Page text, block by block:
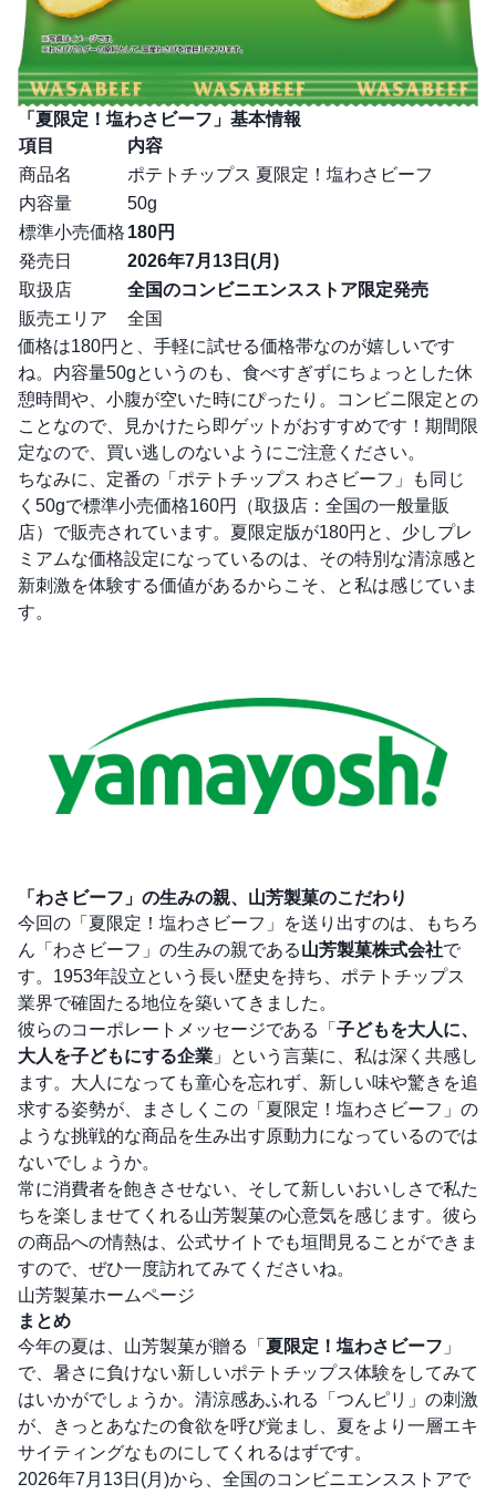
「夏限定！塩わさビーフ」基本情報
項目
内容
商品名
ポテトチップス 夏限定！塩わさビーフ
内容量
50g
標準小売価格 180円
発売日
2026年7月13日(月)
取扱店
全国のコンビニエンスストア限定発売
販売エリア
全国
価格は180円と、手軽に試せる価格帯なのが嬉しいです
ね。内容量50gというのも、食べすぎずにちょっとした休
憩時間や、小腹が空いた時にぴったり。コンビニ限定との
ことなので、見かけたら即ゲットがおすすめです！期間限
定なので、買い逃しのないようにご注意ください。
ちなみに、定番の「ポテトチップス わさビーフ」も同じ
く50gで標準小売価格160円（取扱店：全国の一般量販
店）で販売されています。夏限定版が180円と、少しプレ
ミアムな価格設定になっているのは、その特別な清涼感と
新刺激を体験する価値があるからこそ、と私は感じていま
す。
「わさビーフ」の生みの親、山芳製菓のこだわり
今回の「夏限定！塩わさビーフ」を送り出すのは、もちろ
ん「わさビーフ」の生みの親である山芳製菓株式会社で
す。1953年設立という長い歴史を持ち、ポテトチップス
業界で確固たる地位を築いてきました。
彼らのコーポレートメッセージである「 子どもを大人に、
大人を子どもにする企業 」という言葉に、私は深く共感し
ます。大人になっても童心を忘れず、新しい味や驚きを追
求する姿勢が、まさしくこの「夏限定！塩わさビーフ」の
ような挑戦的な商品を生み出す原動力になっているのでは
ないでしょうか。
常に消費者を飽きさせない、そして新しいおいしさで私た
ちを楽しませてくれる山芳製菓の心意気を感じます。彼ら
の商品への情熱は、公式サイトでも垣間見ることができま
すので、ぜひ一度訪れてみてくださいね。
山芳製菓ホームページ
まとめ
今年の夏は、山芳製菓が贈る「 夏限定！塩わさビーフ 」
で、暑さに負けない新しいポテトチップス体験をしてみて
はいかがでしょうか。清涼感あふれる「つんピリ」の刺激
が、きっとあなたの食欲を呼び覚まし、夏をより一層エキ
サイティングなものにしてくれるはずです。
2026年7月13日(月)から、全国のコンビニエンスストアで